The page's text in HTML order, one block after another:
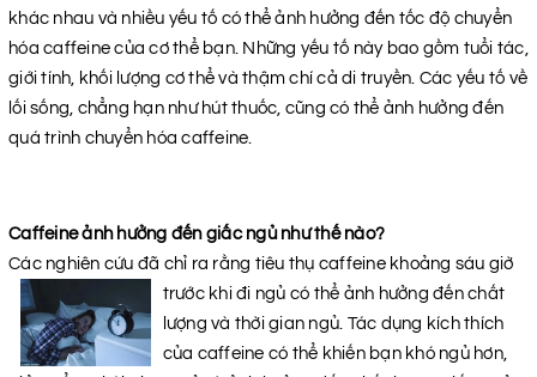
khác nhau và nhiều yếu tố có thể ảnh hưởng đến tốc độ chuyển
hóa caffeine của cơ thể bạn. Những yếu tố này bao gồm tuổi tác,
giới tính, khối lượng cơ thể và thậm chí cả di truyền. Các yếu tố về
lối sống, chẳng hạn như hút thuốc, cũng có thể ảnh hưởng đến
quá trình chuyển hóa caffeine.
Caffeine ảnh hưởng đến giấc ngủ như thế nào?
Các nghiên cứu đã chỉ ra rằng tiêu thụ caffeine khoảng sáu giờ
trước khi đi ngủ có thể ảnh hưởng đến chất
lượng và thời gian ngủ. Tác dụng kích thích
của caffeine có thể khiến bạn khó ngủ hơn,